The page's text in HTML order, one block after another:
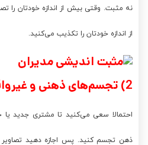
نه مثبت. وقتی بیش از اندازه خودتان را
از اندازه خودتان را تکذیب می‌کنید.
2) تجسم‌های ذهنی و غیرواقعی دارید.
احتمالا سعی می‌کنید تا مشتری جدید
ذهن تجسم کنید. پس اجازه دهید تصاویر